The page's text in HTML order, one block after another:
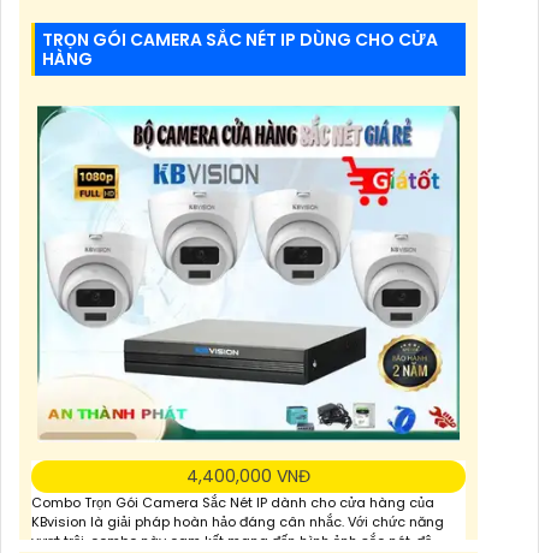
TRỌN GÓI CAMERA SẮC NÉT IP DÙNG CHO CỬA
HÀNG
4,400,000 VNĐ
Combo Trọn Gói Camera Sắc Nét IP dành cho cửa hàng của
KBvision là giải pháp hoàn hảo đáng cân nhắc. Với chức năng
vượt trội, combo này cam kết mang đến hình ảnh sắc nét, độ